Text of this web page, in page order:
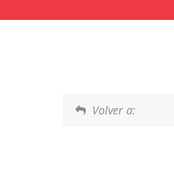
Volver a: